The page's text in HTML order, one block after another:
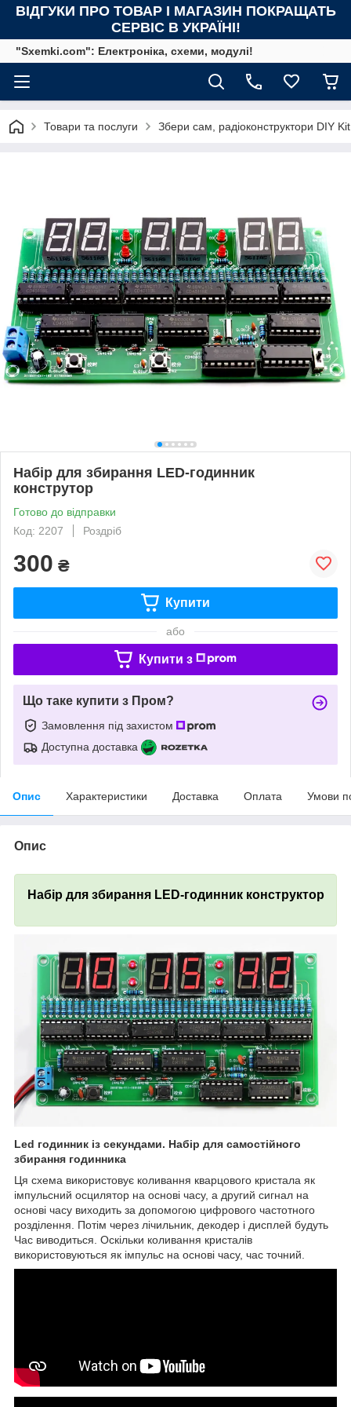
ВІДГУКИ ПРО ТОВАР І МАГАЗИН ПОКРАЩАТЬ
СЕРВІС В УКРАЇНІ!
"Sxemki.com": Електроніка, схеми, модулі!
Товари та послуги Збери сам, радіоконструктори DIY Kit
Набір для збирання LED-годинник
конструтор
Готово до відправки
Код: 2207
Роздріб
300 ₴
Купити
або
Купити з
Що таке купити з Пром?
Замовлення під захистом
Доступна доставка
Опис Характеристики Доставка Оплата Умови
Опис
Набір для збирання LED-годинник конструктор
Led годинник із секундами. Набір для самостійного
збирання годинника
Ця схема використовує коливання кварцового кристала як
імпульсний осцилятор на основі часу, а другий сигнал на
основі часу виходить за допомогою цифрового частотного
розділення. Потім через лічильник, декодер і дисплей будуть
Час виводиться. Оскільки коливання кристалів
використовуються як імпульс на основі часу, час точний.